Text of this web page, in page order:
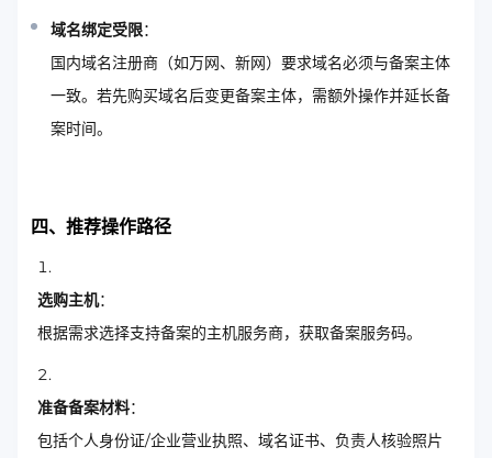
域名绑定受限：
国内域名注册商（如万网、新网）要求域名必须与备案主体
一致。若先购买域名后变更备案主体，需额外操作并延长备
案时间。
四、推荐操作路径
选购主机：
根据需求选择支持备案的主机服务商，获取备案服务码。
准备备案材料：
包括个人身份证/企业营业执照、域名证书、负责人核验照片